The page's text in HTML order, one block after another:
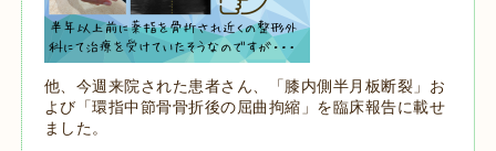
他、今週来院された患者さん、「膝内側半月板断裂」お
よび「環指中節骨骨折後の屈曲拘縮」を臨床報告に載せ
ました。